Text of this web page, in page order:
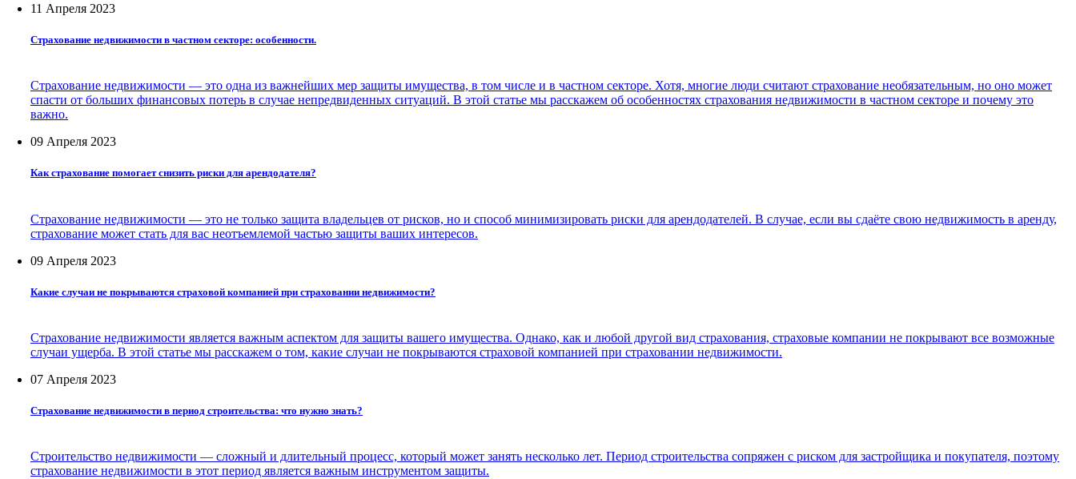
11 Апреля 2023
Страхование недвижимости в частном секторе: особенности.
Страхование недвижимости — это одна из важнейших мер защиты имущества, в том числе и в частном секторе. Хотя, многие люди считают страхование необязательным, но оно может
спасти от больших финансовых потерь в случае непредвиденных ситуаций. В этой статье мы расскажем об особенностях страхования недвижимости в частном секторе и почему это
важно.
09 Апреля 2023
Как страхование помогает снизить риски для арендодателя?
Страхование недвижимости — это не только защита владельцев от рисков, но и способ минимизировать риски для арендодателей. В случае, если вы сдаёте свою недвижимость в аренду,
страхование может стать для вас неотъемлемой частью защиты ваших интересов.
09 Апреля 2023
Какие случаи не покрываются страховой компанией при страховании недвижимости?
Страхование недвижимости является важным аспектом для защиты вашего имущества. Однако, как и любой другой вид страхования, страховые компании не покрывают все возможные
случаи ущерба. В этой статье мы расскажем о том, какие случаи не покрываются страховой компанией при страховании недвижимости.
07 Апреля 2023
Страхование недвижимости в период строительства: что нужно знать?
Строительство недвижимости — сложный и длительный процесс, который может занять несколько лет. Период строительства сопряжен с риском для застройщика и покупателя, поэтому
страхование недвижимости в этот период является важным инструментом защиты.